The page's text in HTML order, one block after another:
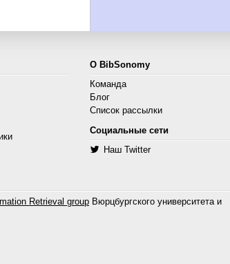
О BibSonomy
Команда
Блог
Список рассылки
Социальные сети
Наш Twitter
Retrieval group Вюрцбургского университета и